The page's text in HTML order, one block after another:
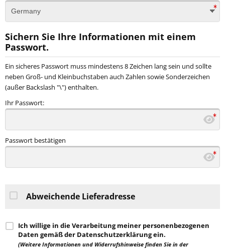
Sichern Sie Ihre Informationen mit einem
Passwort.
Ein sicheres Passwort muss mindestens 8 Zeichen lang sein und sollte
neben Groß- und Kleinbuchstaben auch Zahlen sowie Sonderzeichen
(außer Backslash "\") enthalten.
Ihr Passwort:
Passwort bestätigen
Abweichende Lieferadresse
Ich willige in die Verarbeitung meiner personenbezogenen
Daten gemäß der Datenschutzerklärung ein.
(Weitere Informationen und Widerrufshinweise finden Sie in der